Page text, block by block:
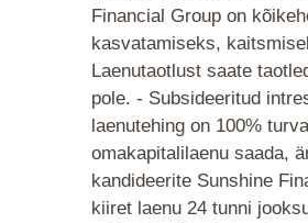
Financial Group on
kasvatamiseks,
Laenutaotlust saate
pole. - Subsideeritud
laenutehing on 100%
omakapitalilaenu saada,
kandideerite Sunshine
kiiret laenu 24 tunni